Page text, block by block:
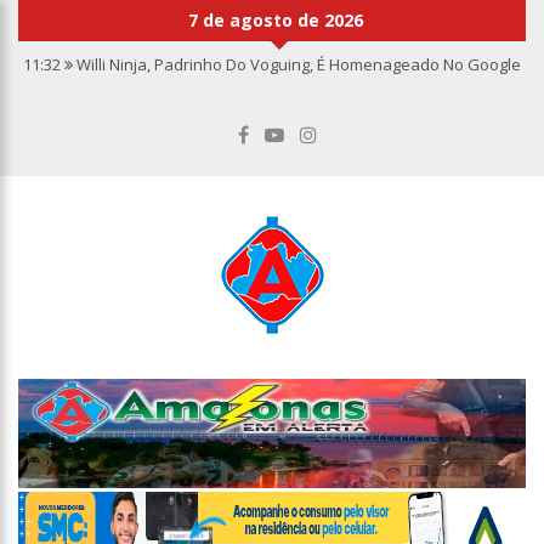
7 de agosto de 2026
11:32 Willi Ninja, Padrinho Do Voguing, É Homenageado No Google
recuar
Linhas telefônicas do CCC seguem inoperantes em razão de
falha complexa na Oi
Quarteto é preso por furto de transformador de poste em
Manaus
Dudu Camargo foi demitido do SBT após defecar no chão do
10:22 El Niño começa antes do esperado e climatologistas veem
chance de um “super El Niño”
13:09 Ipem-AM flagra irregularidades na pesagem de produtos e
notifica supermercado em Manaus
13:05 Mãe e padrasto são presos suspeitos de estupr4r criança de
cinco anos, em Parintins